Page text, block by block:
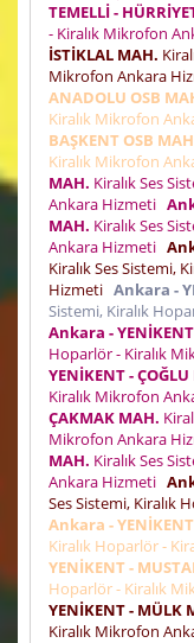
TEMELLİ -
- Kiralık Mikrofon
İSTİKLAL MAH.
Mikrofon Ankara
ANADOLU OSB
Kiralık Mikrofon
BAŞKENT OSB
Kiralık Mikrofon
MAH. Kiralık Ses
Ankara Hizmeti
MAH. Kiralık Ses
Ankara Hizmeti
Kiralık Ses Sistemi,
Hizmeti Ankara -
Sistemi, Kiralık
Ankara -
Hoparlör - Kiralık
YENİKENT -
Kiralık Mikrofon
ÇAKMAK MAH.
Mikrofon Ankara
MAH. Kiralık Ses
Ankara Hizmeti
Ses Sistemi, Kiralık
Ankara -
Kiralık Hoparlör -
YENİKENT -
Hoparlör - Kiralık
YENİKENT - MÜLK
Kiralık Mikrofon